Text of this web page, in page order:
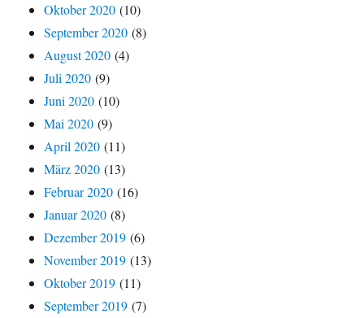
Oktober 2020 (10)
September 2020 (8)
August 2020 (4)
Juli 2020 (9)
Juni 2020 (10)
Mai 2020 (9)
April 2020 (11)
März 2020 (13)
Februar 2020 (16)
Januar 2020 (8)
Dezember 2019 (6)
November 2019 (13)
Oktober 2019 (11)
September 2019 (7)